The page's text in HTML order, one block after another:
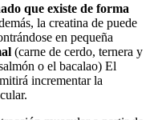
que existe de forma
la creatina de puede
en pequeña
(carne de cerdo, ternera y
o el bacalao) El
incrementar la